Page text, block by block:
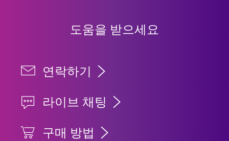
도움을 받으세요
연락하기
라이브 채팅
구매 방법